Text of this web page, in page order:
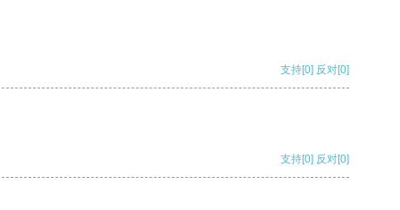
支持[0] 反对[0]
支持[0] 反对[0]